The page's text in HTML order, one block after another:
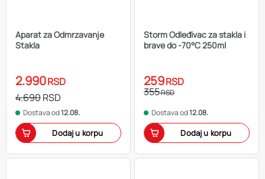
Aparat za Odmrzavanje
Stakla
2.990RSD
4.690RSD
Dostava od12.08.
Dodaj u korpu
Storm Odleđivac za stakla i
brave do -70°C 250ml
259RSD
355RSD
Dostava od12.08.
Dodaj u korpu